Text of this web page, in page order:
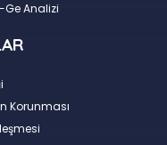
Ge Analizi
Korunması